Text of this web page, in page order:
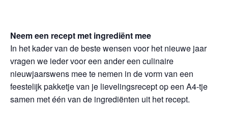
Neem een recept met ingrediënt mee
In het kader van de beste wensen voor het nieuwe jaar
vragen we ieder voor een ander een culinaire
nieuwjaarswens mee te nemen in de vorm van een
feestelijk pakketje van je lievelingsrecept op een A4-tje
samen met één van de ingrediënten uit het recept.